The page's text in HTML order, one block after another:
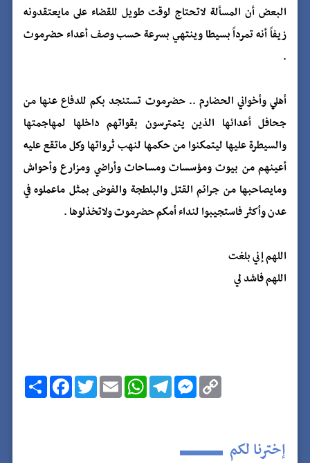
البعض أن المسألة لاتحتاج لوقت طويل للقضاء على مايعتقدونه
زيفاً أنه تمرداً بسيطا وينتهي بسرعة حسب وصف أعداء حضرموت
.
أهلي وأخواني الحضارم .. حضرموت تستنجد بكم للدفاع عنها من
جحافل أعدائها الذين يتمترسون بقواتهم داخلها لمهاجمتها
والسيطرة عليها ليتمكنوا من حكمها لنهب ثرواتها وكل ماتقع عليه
أعينهم من بيوت ومؤسسات ومساحات وأراضي ومزارع وأحواش
ومايصاحبها من جرائم القتل والبلطجة والفوضى بمثل ماعملوه في
عدن وأكثر فاستجيبوا لنداء أمكم حضرموت ولاتخذلوها .
اللهم إني بلغت
اللهم فاشد لي
ا
ن
ش
F
a
c
T
w
i
E
m
a
W
h
a
T
e
l
M
e
s
g
e
C
o
p
n
k إخترنا لكم